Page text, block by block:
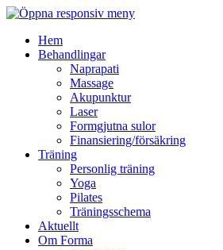
Hem
Behandlingar
Naprapati
Massage
Akupunktur
Laser
Formgjutna sulor
Finansiering/försäkring
Träning
Personlig träning
Yoga
Pilates
Träningsschema
Aktuellt
Om Forma